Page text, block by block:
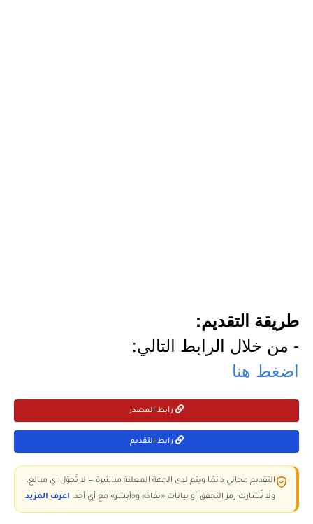
طريقة التقديم:
- من خلال الرابط التالي:
اضغط هنا
رابط المصدر
رابط التقديم
التقديم مجاني دائمًا ويتم لدى الجهة المعلنة مباشرة — لا تُحوّل أي مبالغ،
ولا تُشارك رمز التحقق أو بيانات «نفاذ» و«أبشر» مع أي أحد. اعرف المزيد